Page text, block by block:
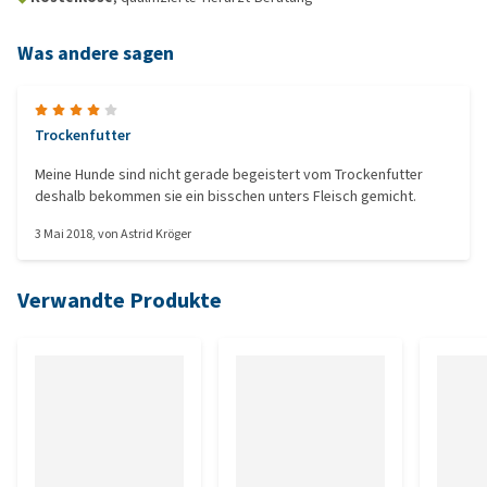
Was andere sagen
Trockenfutter
Meine Hunde sind nicht gerade begeistert vom Trockenfutter
deshalb bekommen sie ein bisschen unters Fleisch gemicht.
3 Mai 2018, vonAstrid Kröger
Verwandte Produkte